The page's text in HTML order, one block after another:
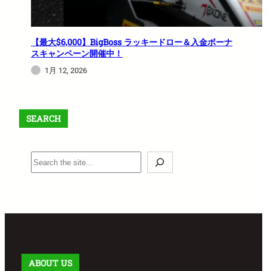
【最大$6,000】BigBoss ラッキードロー＆入金ボーナ
スキャンペーン開催中！
1月 12, 2026
SEARCH
S
e
c
ABOUT US